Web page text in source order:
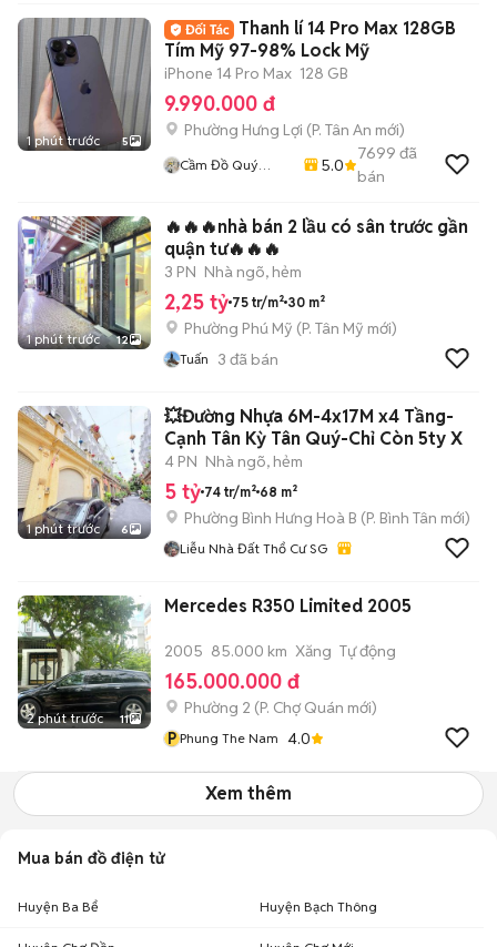
1 phút trước 5
Thanh lí 14 Pro Max 128GB
Tím Mỹ 97-98% Lock Mỹ
iPhone 14 Pro Max 128 GB
9.990.000 đ
Phường Hưng Lợi (P. Tân An mới)
Cầm Đồ Quý
5.0
7699 đã
bán
1 phút trước 12
🔥🔥🔥nhà bán 2 lầu có sân trước gần
quận tư🔥🔥🔥
3 PN Nhà ngõ, hẻm
2,25 tỷ 75 tr/m² 30 m²
Phường Phú Mỹ (P. Tân Mỹ mới)
Tuấn 3 đã bán
1 phút trước 6
💥Đường Nhựa 6M-4x17M x4 Tầng-
Cạnh Tân Kỳ Tân Quý-Chỉ Còn 5ty X
4 PN Nhà ngõ, hẻm
5 tỷ 74 tr/m² 68 m²
Phường Bình Hưng Hoà B (P. Bình Tân mới)
Liễu Nhà Đất Thổ Cư SG
2 phút trước 11
Mercedes R350 Limited 2005
2005 85.000 km Xăng Tự động
165.000.000 đ
Phường 2 (P. Chợ Quán mới)
P Phung The Nam 4.0
Xem thêm
Mua bán đồ điện tử
Huyện Ba Bể Huyện Bạch Thông